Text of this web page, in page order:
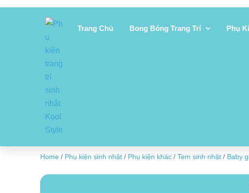
Trang Chủ Bong Bóng Trang Trí Phụ
Home / Phụ kiện sinh nhật / Phụ kiện khác / Tem sinh nhật / Baby